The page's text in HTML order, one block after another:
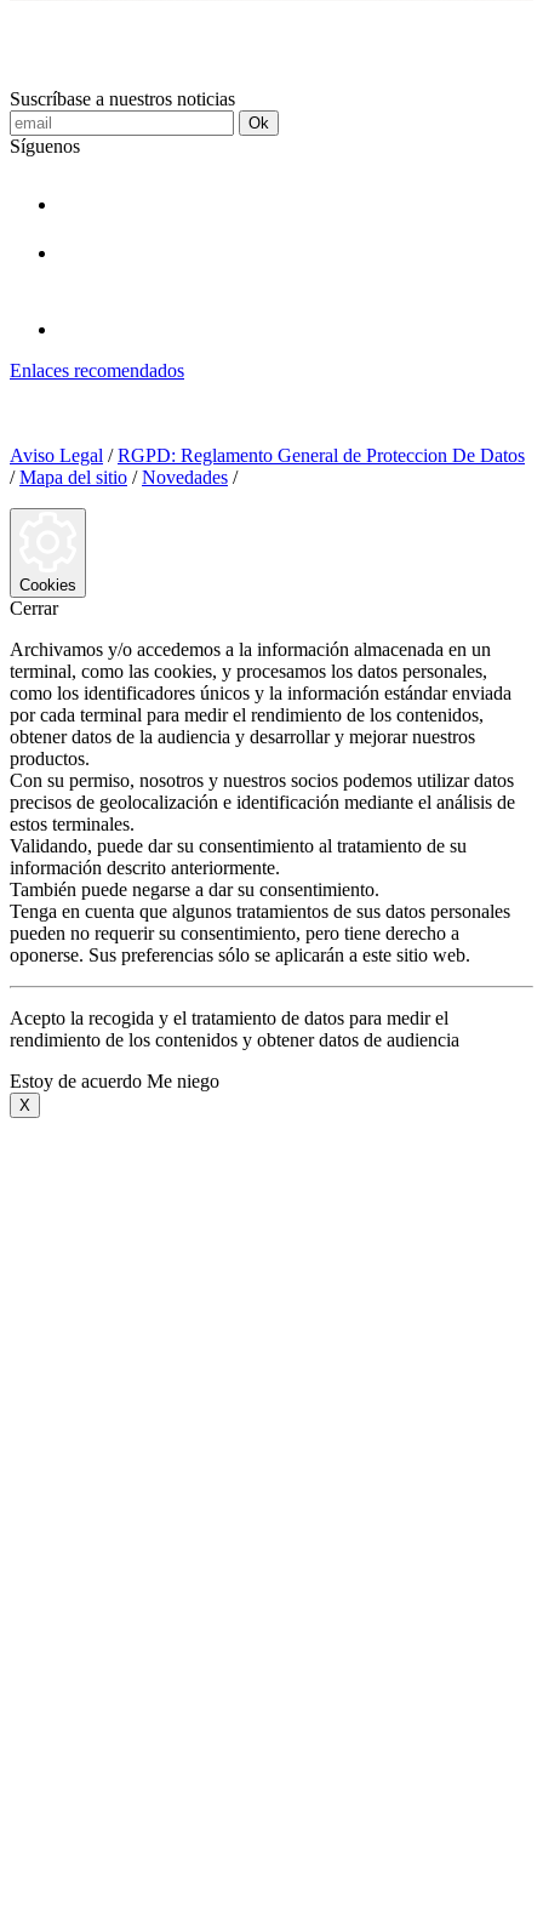
Suscríbase a nuestros noticias
Ok
Síguenos
Enlaces recomendados
Aviso Legal /RGPD: Reglamento General de Proteccion De Datos
/Mapa del sitio /Novedades /
Cookies
Cerrar
Archivamos y/o accedemos a la información almacenada en un
terminal, como las cookies, y procesamos los datos personales,
como los identificadores únicos y la información estándar enviada
por cada terminal para medir el rendimiento de los contenidos,
obtener datos de la audiencia y desarrollar y mejorar nuestros
productos.
Con su permiso, nosotros y nuestros socios podemos utilizar datos
precisos de geolocalización e identificación mediante el análisis de
estos terminales.
Validando, puede dar su consentimiento al tratamiento de su
información descrito anteriormente.
También puede negarse a dar su consentimiento.
Tenga en cuenta que algunos tratamientos de sus datos personales
pueden no requerir su consentimiento, pero tiene derecho a
oponerse. Sus preferencias sólo se aplicarán a este sitio web.
Acepto la recogida y el tratamiento de datos para medir el
rendimiento de los contenidos y obtener datos de audiencia
Estoy de acuerdo Me niego
X